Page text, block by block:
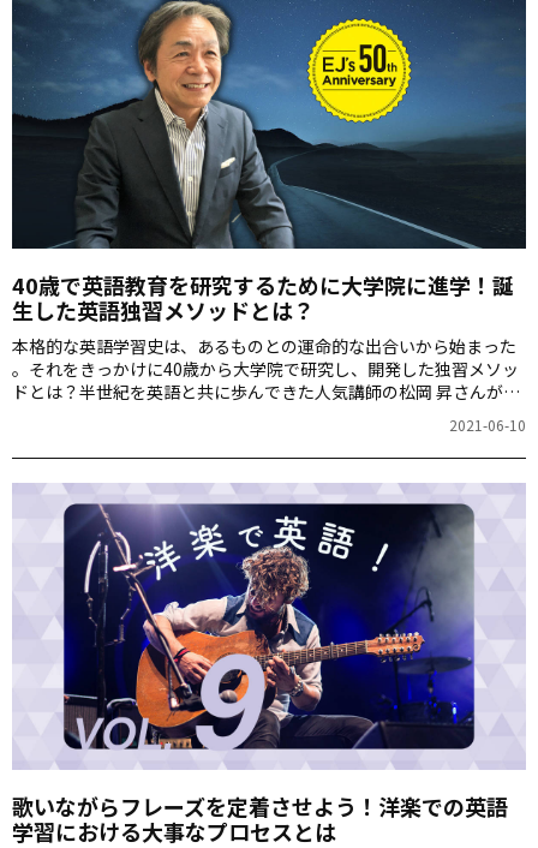
40歳で英語教育を研究するために大学院に進学！誕
生した英語独習メソッドとは？
本格的な英語学習史は、あるものとの運命的な出合いから始まった
――。それをきっかけに40歳から大学院で研究し、開発した独習メソッ
ドとは？半世紀を英語と共に歩んできた人気講師の松岡 昇さんが語
2021-06-10
歌いながらフレーズを定着させよう！洋楽での英語
学習における大事なプロセスとは